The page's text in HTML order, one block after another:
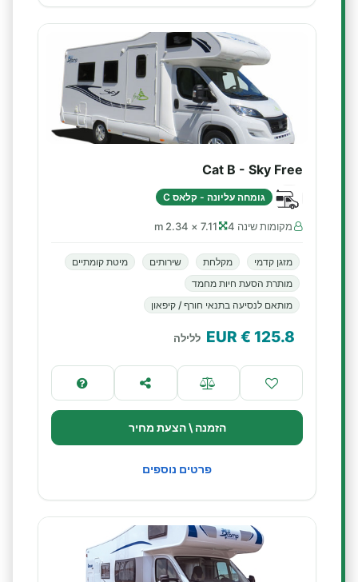
Cat B - Sky Free
גומחה עליונה - קלאס C
מקומות שינה 4 7.11 × 2.34 m
מזגן קדמי מקלחת שירותים
מיטת קומתיים
מותרת הסעת חיות מחמד
מותאם לנסיעה בתנאי חורף / קיפאון
125.8
€ EUR ללילה
הזמנה \ הצעת מחיר
פרטים נוספים